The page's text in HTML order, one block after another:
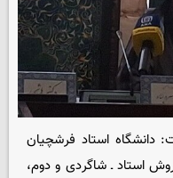
دانشگاه استاد فرشچیان
استاد ـ شاگردی و دوم،